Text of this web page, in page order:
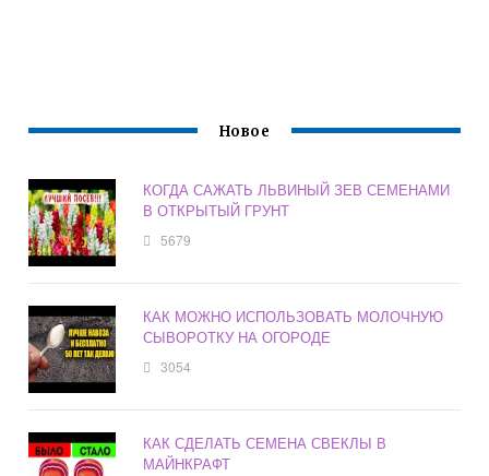
Новое
КОГДА САЖАТЬ ЛЬВИНЫЙ ЗЕВ СЕМЕНАМИ
В ОТКРЫТЫЙ ГРУНТ
5679
КАК МОЖНО ИСПОЛЬЗОВАТЬ МОЛОЧНУЮ
СЫВОРОТКУ НА ОГОРОДЕ
3054
КАК СДЕЛАТЬ СЕМЕНА СВЕКЛЫ В
МАЙНКРАФТ